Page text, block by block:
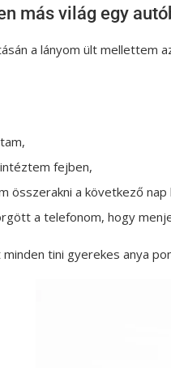
más világ egy
a lányom ült mellettem
fejben,
összerakni a következő
a telefonom, hogy
tini gyerekes anya